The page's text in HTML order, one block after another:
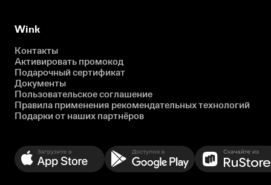
Wink
Контакты
Активировать промокод
Подарочный сертификат
Документы
Пользовательское соглашение
Правила применения рекомендательных технологий
Подарки от наших партнёров